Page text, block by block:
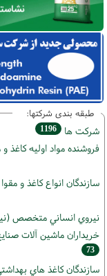
طبقه بندی شرکتها:
شركت ها 1196
فروشنده مواد اوليه كاغذ و
سازندگان انواع کاغذ و مقوا
نيروي انساني متخصص
خریداران ماشين آلات
73
سازندگان كاغذ هاي